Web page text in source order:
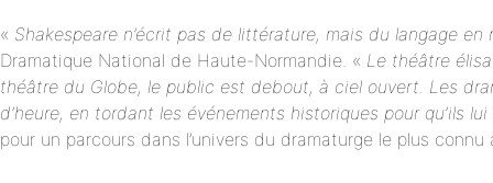
« Shakespeare n’écrit pas de littérature, mais du langage
Dramatique National de Haute-Normandie. « Le théâtre
théâtre du Globe, le public est debout, à ciel ouvert. Les
d’heure, en tordant les événements historiques pour qu’ils
pour un parcours dans l’univers du dramaturge le plus